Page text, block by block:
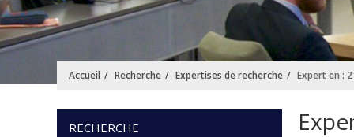
Accueil Recherche Expertises de recherche Expert en :
RECHERCHE